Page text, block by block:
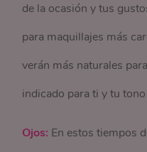
de la ocasión y tus
para maquillajes más
verán más naturales
indicado para ti y tu
Ojos: En estos tiempos